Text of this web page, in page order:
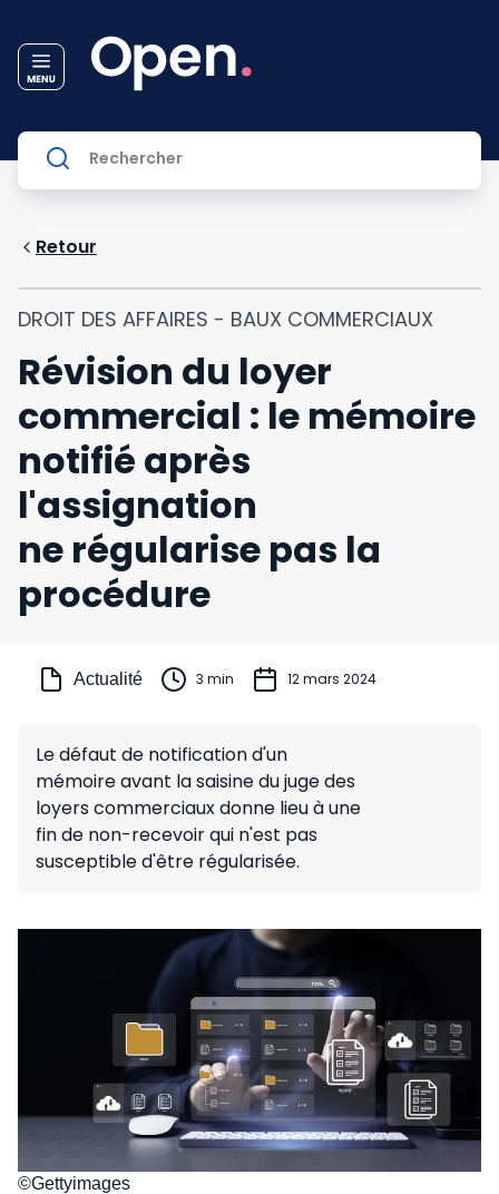
Retour
DROIT DES AFFAIRES - BAUX COMMERCIAUX
Révision du loyer
commercial : le mémoire
notifié après
l'assignation
ne régularise pas la
procédure
Actualité 3 min 12 mars 2024
Le défaut de notification d'un
mémoire avant la saisine du juge des
loyers commerciaux donne lieu à une
fin de non-recevoir qui n'est pas
susceptible d'être régularisée.
©Gettyimages